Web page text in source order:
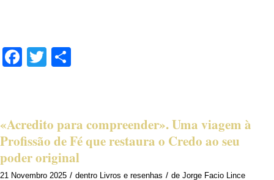
Facebook
Twitter
«Acredito para compreender». Uma viagem à
Profissão de Fé que restaura o Credo ao seu
poder original
21 Novembro 2025 / dentro Livros e resenhas / de Jorge Facio Lince